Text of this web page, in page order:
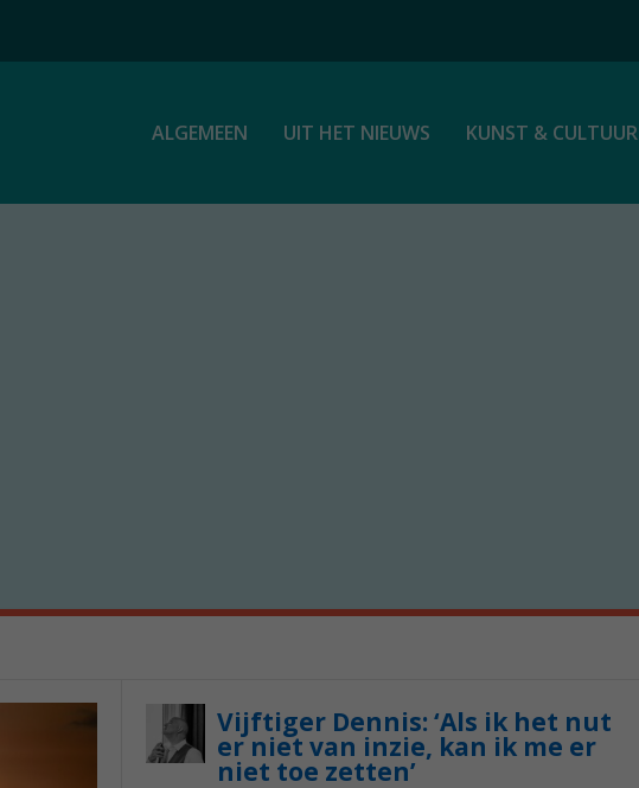
ALGEMEEN UIT HET NIEUWS KUNST & CULTUUR
Vijftiger Dennis: ‘Als ik het nut
er niet van inzie, kan ik me er
niet toe zetten’